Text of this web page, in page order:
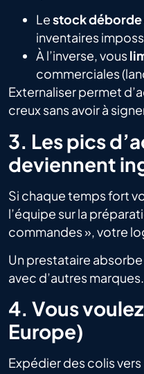
Lestock déborde
inventaires
À l’inverse, vous
commerciales
Externaliser permet
creux sans avoir à
3. Les pics
deviennent
Si chaque temps fort
l’équipe sur la
commandes », votre
Un prestataire
avec d’autres
4. Vous
Europe)
Expédier des colis vers